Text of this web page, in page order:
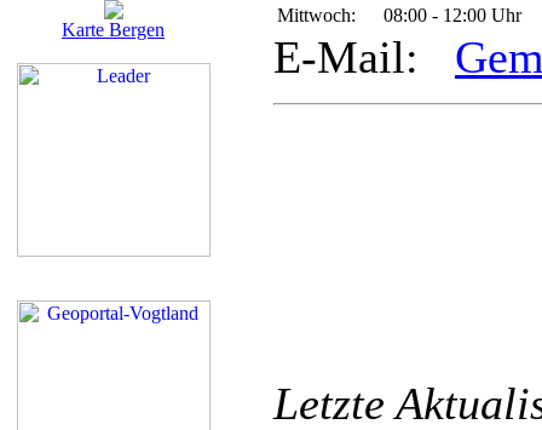
Karte Bergen
Mittwoch:
08:00 - 12:00 Uhr
E-Mail:
Letzte